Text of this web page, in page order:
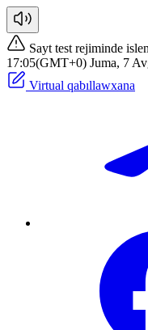
Sayt test rejiminde
17:05(GMT+0) Juma, 7
Virtual qabıllawxana